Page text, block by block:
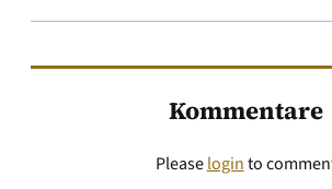
Kommentare
Pleaseloginto